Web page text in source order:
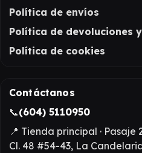
Política de envíos
Política de devoluciones
Política de cookies
Contáctanos
📞(604) 5110950
📍 Tienda principal · Pasaje
Cl. 48 #54-43, La